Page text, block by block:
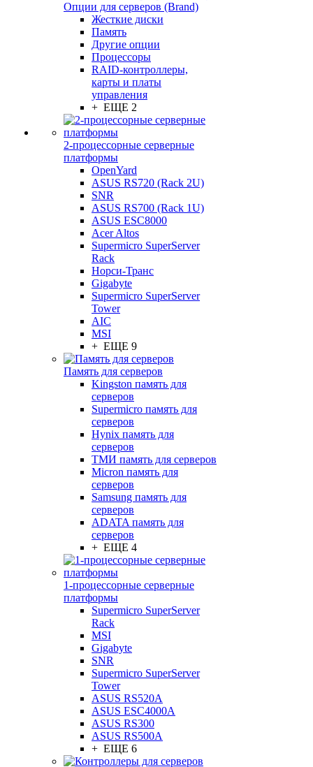
Опции для серверов (Brand)
Жесткие диски
Память
Другие опции
Процессоры
RAID-контроллеры,
карты и платы
управления
+ ЕЩЕ 2
2-процессорные серверные
платформы
OpenYard
ASUS RS720 (Rack 2U)
SNR
ASUS RS700 (Rack 1U)
ASUS ESC8000
Acer Altos
Supermicro SuperServer
Rack
Норси-Транс
Gigabyte
Supermicro SuperServer
Tower
AIC
MSI
+ ЕЩЕ 9
Память для серверов
Kingston память для
серверов
Supermicro память для
серверов
Hynix память для
серверов
ТМИ память для серверов
Micron память для
серверов
Samsung память для
серверов
ADATA память для
серверов
+ ЕЩЕ 4
1-процессорные серверные
платформы
Supermicro SuperServer
Rack
MSI
Gigabyte
SNR
Supermicro SuperServer
Tower
ASUS RS520A
ASUS ESC4000A
ASUS RS300
ASUS RS500A
+ ЕЩЕ 6